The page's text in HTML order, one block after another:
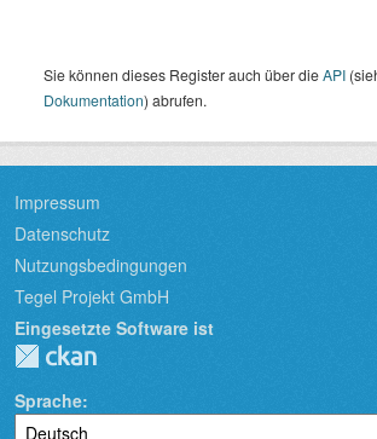
Sie können dieses Register auch über dieAPI
Dokumentation) abrufen.
Impressum
Datenschutz
Nutzungsbedingungen
Tegel Projekt GmbH
Eingesetzte Software ist
Sprache